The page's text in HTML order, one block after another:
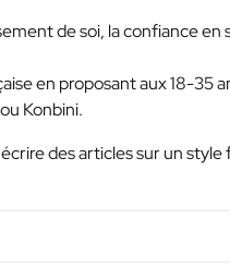
de soi, la confiance en
en proposant aux 18-35
ou Konbini.
des articles sur un